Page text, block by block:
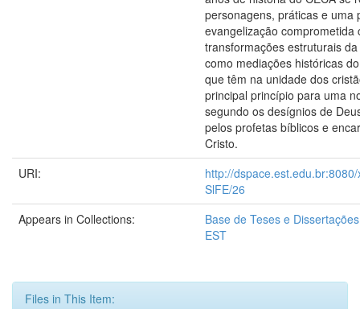
personagens, práticas e uma
evangelização comprometida
transformações estruturais
como mediações históricas
que têm na unidade dos
principal princípio para uma
segundo os desígnios de
pelos profetas bíblicos e
Cristo.
URI:
http://
SlFE/26
Appears in Collections:
Base de Teses e
EST
Files in This Item: